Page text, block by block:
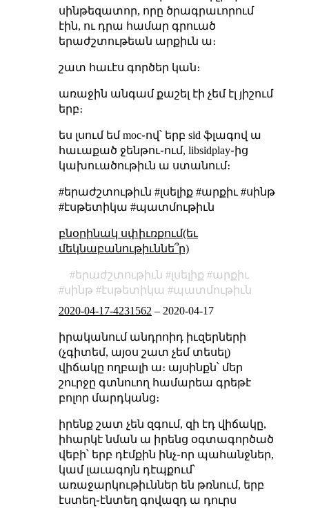
սինթեզատոր, որը ծրագրաւորում
էին, ու դրա համար գրուած
երաժշտութեան արքիւն ա։
շատ հաւէս գործեր կան։
առաջին անգամ քաշել էի չեմ էլ յիշում
երբ։
ես լսում եմ moc֊ով՝ երբ sid ֆլագով ա
հաւաքած ջենթու֊ում, libsidplay֊ից
կախուածութիւն ա ստանում։
#երաժշտութիւն #լսելիք #արքիւ #սինթ
#էսթետիկա #պատմութիւն
բնօրինակ սփիւռքում(եւ
մեկնաբանութիւննե՞ր)
երաժշտութիւն լսելիք
արքիւ
սինթ
էսթետիկա
պատմութիւն
2020-04-17-4231562 – 2020-04-17
իրականում անդրոիդ իւզերների
(չգիտեմ, այօս շատ չեմ տեսել)
վիճակը ողբալի ա։ այսինքն՝ մեր
շուրջը գտնուող համարեա գրեթէ
բոլոր մարդկանց։
իրենք շատ չեն զգում, զի էդ վիճակը,
իհարկէ նման ա իրենց օգտագործած
վեբի՝ երբ դէմքին ինչ֊որ պահանջներ,
կամ լաւագոյն դէպքում՝
առաջարկութիւններ են թռնում, երբ
էստեղ֊էնտեղ գովազդ ա դուրս